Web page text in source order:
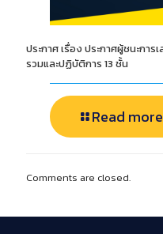
ประกาศ เรื่อง ประกาศผู้ชนะกา
รวมและปฏิบัติการ 13 ชั้น
Read more
Comments are closed.